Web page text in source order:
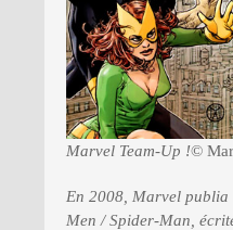
Marvel Team-Up !©
En 2008, Marvel publia
Men / Spider-Man,